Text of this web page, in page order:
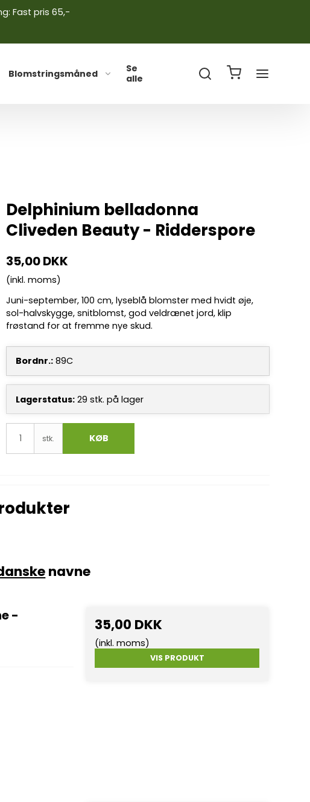
Fast pris 65,-
Blomstringsmåned
Se
alle
Delphinium belladonna
Cliveden Beauty - Ridderspore
35,00 DKK
(inkl. moms)
Juni-september, 100 cm, lyseblå blomster med hvidt øje,
sol-halvskygge, snitblomst, god veldrænet jord, klip
frøstand for at fremme nye skud.
Bordnr.: 89C
Lagerstatus: 29 stk. på lager
stk. KØB
navne
-
35,00 DKK
(inkl. moms)
VIS PRODUKT